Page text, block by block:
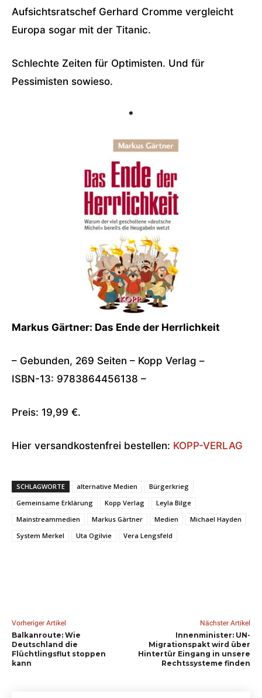
Aufsichtsratschef Gerhard Cromme vergleicht
Europa sogar mit der Titanic.
Schlechte Zeiten für Optimisten. Und für
Pessimisten sowieso.
*
Markus Gärtner: Das Ende der Herrlichkeit
– Gebunden, 269 Seiten – Kopp Verlag –
ISBN-13: 9783864456138 –
Preis: 19,99 €.
Hier versandkostenfrei bestellen: KOPP-VERLAG
SCHLAGWORTE alternative Medien
Bürgerkrieg
Gemeinsame Erklärung
Kopp Verlag
Leyla Bilge
Mainstreammedien
Markus Gärtner Medien
Michael Hayden
System Merkel
Uta Ogilvie Vera Lengsfeld
Vorheriger Artikel
Balkanroute: Wie
Deutschland die
Flüchtlingsflut stoppen
kann
Nächster Artikel
Innenminister: UN-
Migrationspakt wird über
Hintertür Eingang in unsere
Rechtssysteme finden